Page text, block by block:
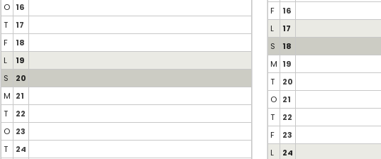
O 16
T
17
F
18
L
19
S
20
M 21
T
22
O 23
T
24
F
16
L
17
S
18
M 19
T
20
O 21
T
22
F
23
L
24